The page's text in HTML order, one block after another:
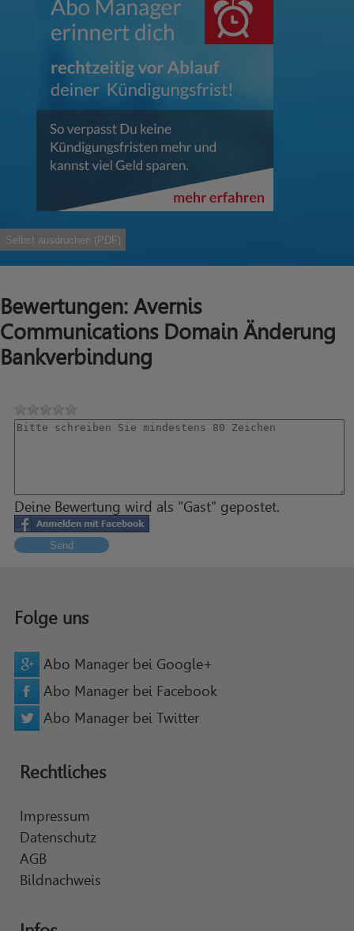
Selbst ausdruchen (PDF)
Bewertungen: Avernis
Communications Domain Änderung
Bankverbindung
Deine Bewertung wird als "Gast" gepostet.
Send
Folge uns
Abo Manager bei Google+
Abo Manager bei Facebook
Abo Manager bei Twitter
Rechtliches
Impressum
Datenschutz
AGB
Bildnachweis